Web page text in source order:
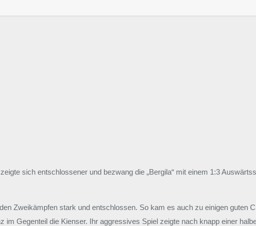
sich entschlossener und bezwang die „Bergila“ mit einem 1:3
Zweikämpfen stark und entschlossen. So kam es auch zu einigen guten
Gegenteil die Kienser. Ihr aggressives Spiel zeigte nach knapp einer